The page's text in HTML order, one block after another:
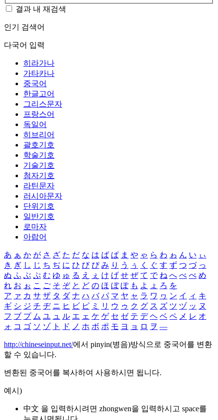
결과 내 재검색
인기 검색어
다국어 입력
히라가나
가타카나
중국어
한글고어
그리스문자
프랑스어
독일어
히브리어
괄호기호
학술기호
기술기호
첨자기호
라틴문자
러시아문자
단위기호
일반기호
로마자
아랍어
あ ぁ か が さ ざ た だ な は ば ぱ ま や ゃ ら わ ゎ ん い ぃ
き ぎ し じ ち ぢ に ひ び ぴ み り う ぅ く ぐ す ず つ づ っ
ぬ ふ ぶ ぷ む ゆ ゅ る え ぇ け げ せ ぜ て で ね へ べ ぺ め
れ お ぉ こ ご そ ぞ と ど の ほ ぼ ぽ も よ ょ ろ を
ア ァ カ サ ザ タ ダ ナ ハ バ パ マ ヤ ャ ラ ワ ヮ ン イ ィ キ
ギ シ ジ チ ヂ ニ ヒ ビ ピ ミ リ ウ ゥ ク グ ス ズ ツ ヅ ッ ヌ
フ ブ プ ム ユ ュ ル エ ェ ケ ゲ セ ゼ テ デ ヘ ベ ペ メ レ オ
ォ コ ゴ ソ ゾ ト ド ノ ホ ボ ポ モ ヨ ョ ロ ヲ ―
http://chineseinput.net/에서 pinyin(병음)방식으로 중국어를 변환
할 수 있습니다.
변환된 중국어를 복사하여 사용하시면 됩니다.
예시)
中文 을 입력하시려면 zhongwen을 입력하시고 space를